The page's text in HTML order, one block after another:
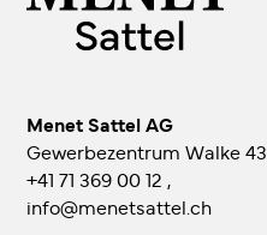
Menet Sattel AG
Gewerbezentrum Walke
+41 71 369 00 12 ,
info@menetsattel.ch